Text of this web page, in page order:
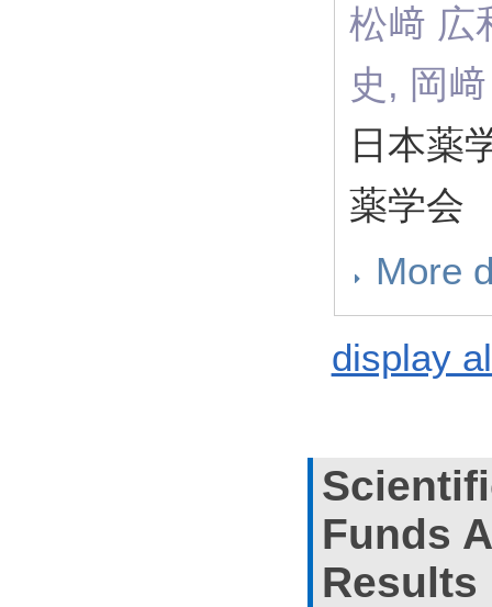
松﨑 広
史, 岡
日本薬
薬学会
More
display
Funds
Results